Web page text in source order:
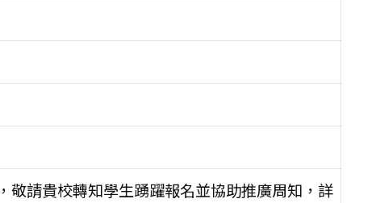
請貴校轉知學生踴躍報名並協助推廣周知，詳